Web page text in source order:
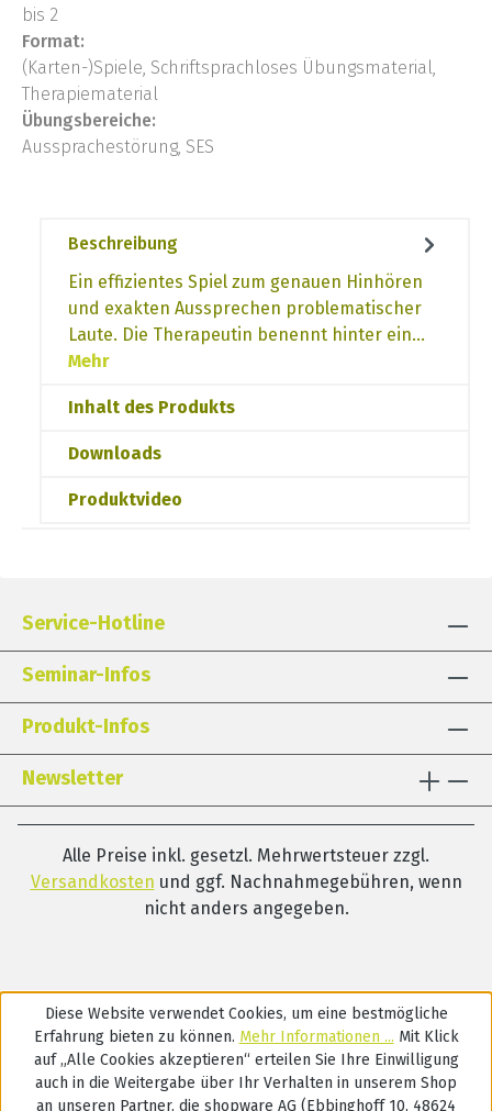
bis 2
Format:
(Karten-)Spiele, Schriftsprachloses Übungsmaterial,
Therapiematerial
Übungsbereiche:
Aussprachestörung, SES
Beschreibung
Ein effizientes Spiel zum genauen Hinhören
und exakten Aussprechen problematischer
Laute. Die Therapeutin benennt hinter ein…
Mehr
Inhalt des Produkts
Downloads
Produktvideo
Service-Hotline
Seminar-Infos
Produkt-Infos
Newsletter
Alle Preise inkl. gesetzl. Mehrwertsteuer zzgl.
Versandkosten und ggf. Nachnahmegebühren, wenn
nicht anders angegeben.
Diese Website verwendet Cookies, um eine bestmögliche
Erfahrung bieten zu können. Mehr Informationen ... Mit Klick
auf „Alle Cookies akzeptieren“ erteilen Sie Ihre Einwilligung
auch in die Weitergabe über Ihr Verhalten in unserem Shop
an unseren Partner, die shopware AG (Ebbinghoff 10, 48624